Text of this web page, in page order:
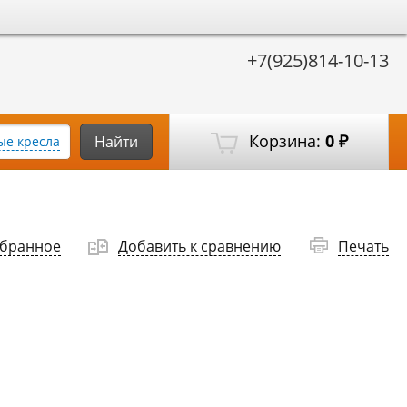
+7(925)814-10-13
Корзина: 0 ₽
кресла Найти
Добавить к сравнению Печать